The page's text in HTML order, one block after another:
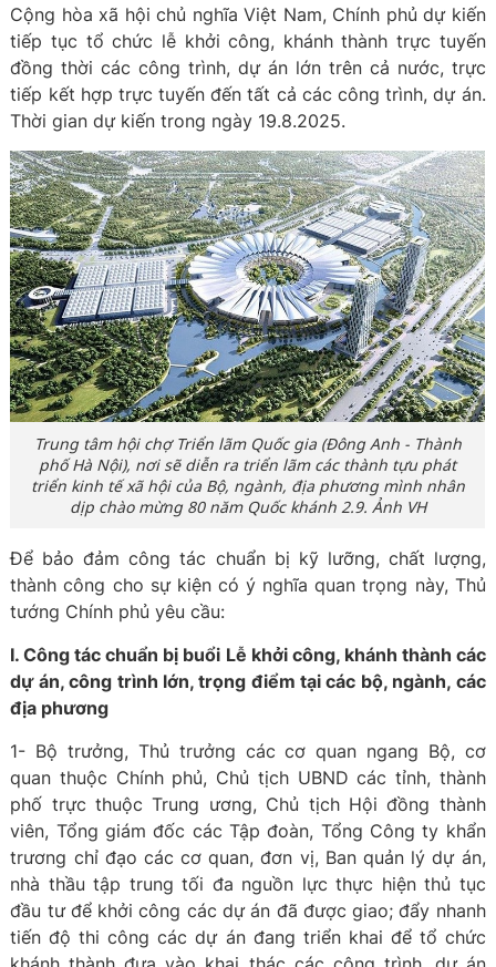
Cộng hòa xã hội chủ nghĩa Việt Nam, Chính phủ dự kiến
tiếp tục tổ chức lễ khởi công, khánh thành trực tuyến
đồng thời các công trình, dự án lớn trên cả nước, trực
tiếp kết hợp trực tuyến đến tất cả các công trình, dự án.
Thời gian dự kiến trong ngày 19.8.2025.
Trung tâm hội chợ Triển lãm Quốc gia (Đông Anh - Thành
phố Hà Nội), nơi sẽ diễn ra triển lãm các thành tựu phát
triển kinh tế xã hội của Bộ, ngành, địa phương mình nhân
dịp chào mừng 80 năm Quốc khánh 2.9. Ảnh VH
Để bảo đảm công tác chuẩn bị kỹ lưỡng, chất lượng,
thành công cho sự kiện có ý nghĩa quan trọng này, Thủ
tướng Chính phủ yêu cầu:
I. Công tác chuẩn bị buổi Lễ khởi công, khánh thành các
dự án, công trình lớn, trọng điểm tại các bộ, ngành, các
địa phương
1- Bộ trưởng, Thủ trưởng các cơ quan ngang Bộ, cơ
quan thuộc Chính phủ, Chủ tịch UBND các tỉnh, thành
phố trực thuộc Trung ương, Chủ tịch Hội đồng thành
viên, Tổng giám đốc các Tập đoàn, Tổng Công ty khẩn
trương chỉ đạo các cơ quan, đơn vị, Ban quản lý dự án,
nhà thầu tập trung tối đa nguồn lực thực hiện thủ tục
đầu tư để khởi công các dự án đã được giao; đẩy nhanh
tiến độ thi công các dự án đang triển khai để tổ chức